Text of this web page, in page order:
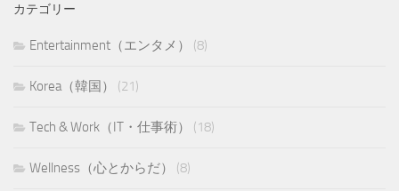
カテゴリー
Entertainment（エンタメ） (8)
Korea（韓国） (21)
Tech & Work（IT・仕事術） (18)
Wellness（心とからだ） (8)